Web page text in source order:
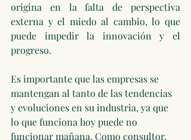
origina en la falta de perspectiva
externa y el miedo al cambio, lo que
puede impedir la innovación y el
progreso.
Es importante que las empresas se
mantengan al tanto de las tendencias
y evoluciones en su industria, ya que
lo que funciona hoy puede no
funcionar mañana. Como consultor,